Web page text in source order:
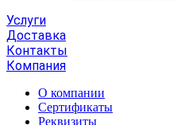
Услуги
Доставка
Контакты
Компания
О компании
Сертификаты
Реквизиты